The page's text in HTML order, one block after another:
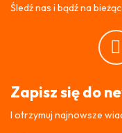
Śledź nas i bądź na
Zapisz się do
I otrzymuj najnowsze